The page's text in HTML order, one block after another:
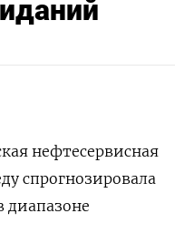
нефтесервисная
спрогнозировала
диапазоне